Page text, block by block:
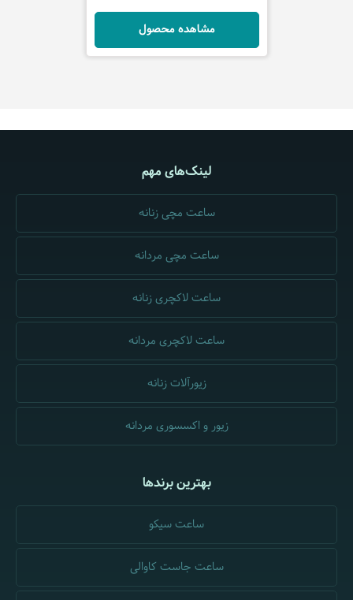
مشاهده محصول
لینک‌های مهم
ساعت مچی زنانه
ساعت مچی مردانه
ساعت لاکچری زنانه
ساعت لاکچری مردانه
زیورآلات زنانه
زیور و اکسسوری مردانه
بهترین برندها
ساعت سیکو
ساعت جاست کاوالی